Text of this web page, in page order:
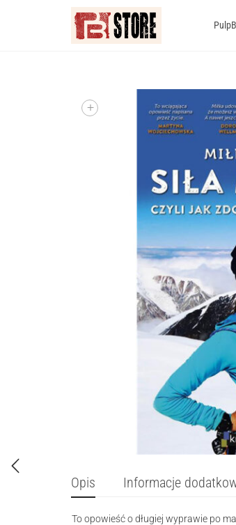
+
Opis Informacje
To opowieść o długiej wyprawie po